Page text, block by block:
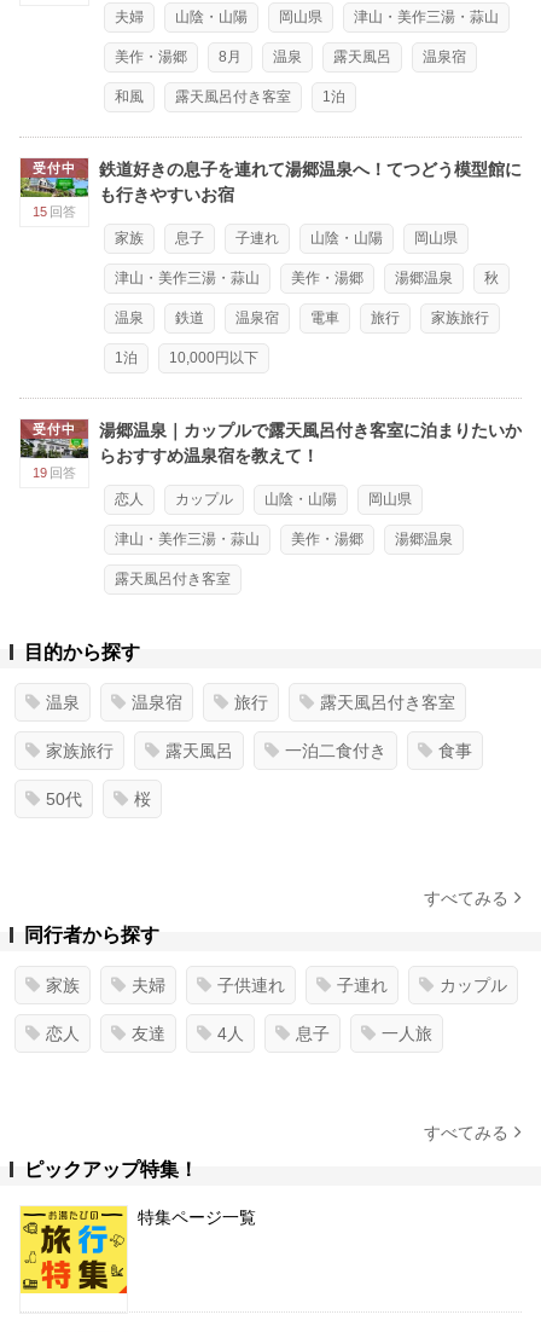
夫婦 山陰・山陽 岡山県 津山・美作三湯・蒜山
美作・湯郷 8月 温泉 露天風呂 温泉宿
和風 露天風呂付き客室 1泊
受付中
15 回答
鉄道好きの息子を連れて湯郷温泉へ！てつどう模型館に
も行きやすいお宿
家族 息子 子連れ 山陰・山陽 岡山県
津山・美作三湯・蒜山 美作・湯郷 湯郷温泉 秋
温泉 鉄道 温泉宿 電車 旅行 家族旅行
1泊 10,000円以下
受付中
19 回答
湯郷温泉｜カップルで露天風呂付き客室に泊まりたいか
らおすすめ温泉宿を教えて！
恋人 カップル 山陰・山陽 岡山県
津山・美作三湯・蒜山 美作・湯郷 湯郷温泉
露天風呂付き客室
目的から探す
温泉 温泉宿 旅行 露天風呂付き客室
家族旅行 露天風呂 一泊二食付き 食事
50代 桜
すべてみる
同行者から探す
家族 夫婦 子供連れ 子連れ カップル
恋人 友達 4人 息子 一人旅
すべてみる
ピックアップ特集！
特集ページ一覧